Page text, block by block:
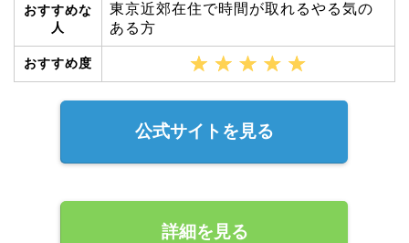
おすすめな
人
東京近郊在住で時間が取れるやる気の
ある方
おすすめ度
公式サイトを見る
詳細を見る